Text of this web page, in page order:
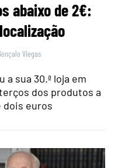
abaixo de 2€:
Viegas
a sua 30.ª loja em
dos produtos a
dois euros